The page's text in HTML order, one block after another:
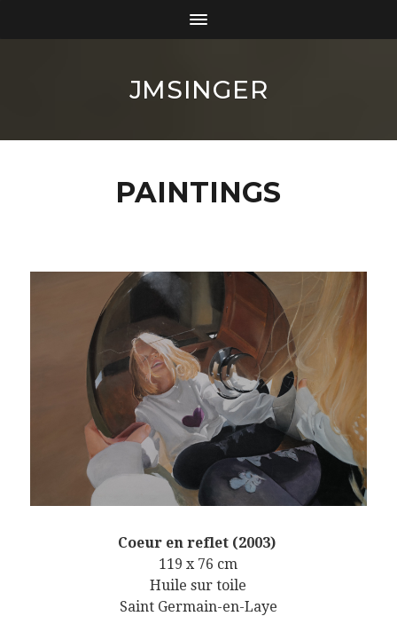
JMSINGER
PAINTINGS
Coeur en reflet (2003)
119 x 76 cm
Huile sur toile
Saint Germain-en-Laye